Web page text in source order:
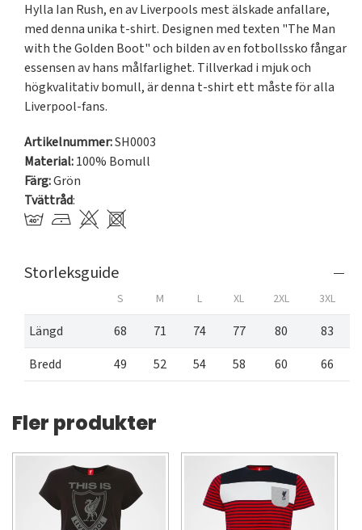
Hylla Ian Rush, en av Liverpools mest älskade anfallare,
med denna unika t-shirt. Designen med texten "The Man
with the Golden Boot" och bilden av en fotbollssko fångar
essensen av hans målfarlighet. Tillverkad i mjuk och
högkvalitativ bomull, är denna t-shirt ett måste för alla
Liverpool-fans.
Artikelnummer:SH0003
Material:100% Bomull
Färg:Grön
Tvättråd:
Storleksguide
S M L XL 2XL 3XL
Längd 68 71 74 77 80
83
Bredd
49 52 54 58 60 66
Fler produkter